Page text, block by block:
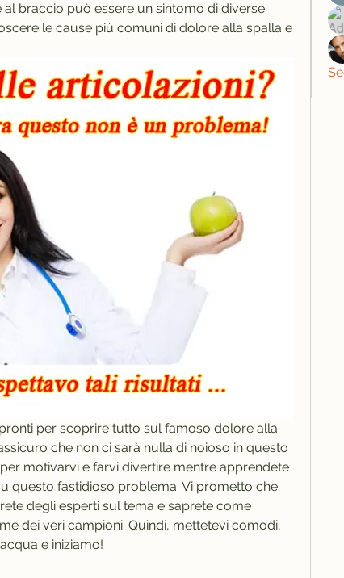
al braccio può essere un sintomo di diverse
le cause più comuni di dolore alla spalla e
per scoprire tutto sul famoso dolore alla
che non ci sarà nulla di noioso in questo
motivarvi e farvi divertire mentre apprendete
questo fastidioso problema. Vi prometto che
degli esperti sul tema e saprete come
dei veri campioni. Quindi, mettetevi comodi,
e iniziamo!